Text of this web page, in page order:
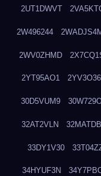
2UT1DWVT
2W496244
2WV0ZHMD
2YT95AO1
30D5VUM9
32AT2VLN
33DY1V30
34HYUF3N